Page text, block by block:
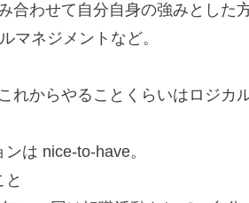
合わせて自分自身の強みとした
マネジメントなど。
れからやることくらいはロジカ
は nice-to-have。
と